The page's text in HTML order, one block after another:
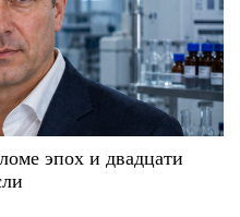
эпох и двадцати